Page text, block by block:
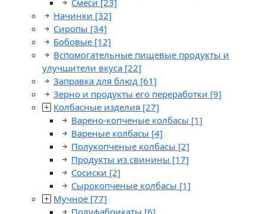
Смеси [23]
Начинки [32]
Сиропы [34]
Бобовые [12]
Вспомогательные пищевые продукты и
улучшители вкуса [22]
Заправка для блюд [61]
Зерно и продукты его переработки [9]
Колбасные изделия [27]
Варено-копченые колбасы [1]
Вареные колбасы [4]
Полукопченые колбасы [2]
Продукты из свинины [17]
Сосиски [2]
Сырокопченые колбасы [1]
Мучное [77]